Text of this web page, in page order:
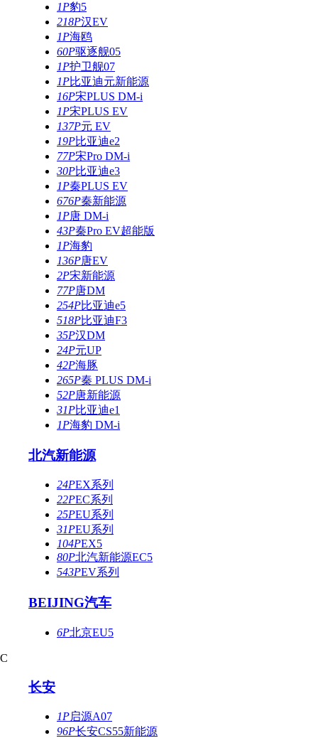
1P豹5
218P汉EV
1P海鸥
60P驱逐舰05
1P护卫舰07
1P比亚迪元新能源
16P宋PLUS DM-i
1P宋PLUS EV
137P元 EV
19P比亚迪e2
77P宋Pro DM-i
30P比亚迪e3
1P秦PLUS EV
676P秦新能源
1P唐 DM-i
43P秦Pro EV超能版
1P海豹
136P唐EV
2P宋新能源
77P唐DM
254P比亚迪e5
518P比亚迪F3
35P汉DM
24P元UP
42P海豚
265P秦 PLUS DM-i
52P唐新能源
31P比亚迪e1
1P海豹 DM-i
北汽新能源
24PEX系列
22PEC系列
25PEU系列
31PEU系列
104PEX5
80P北汽新能源EC5
543PEV系列
BEIJING汽车
6P北京EU5
C
长安
1P启源A07
96P长安CS55新能源